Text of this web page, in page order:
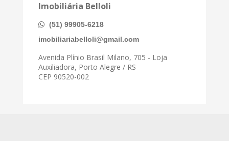
Imobiliária Belloli
(51) 99905-6218
imobiliariabelloli@gmail.com
Avenida Plínio Brasil Milano, 705 - Loja
Auxiliadora, Porto Alegre / RS
CEP 90520-002